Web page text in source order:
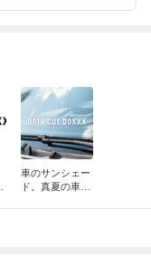
車のサンシェー
ド。真夏の車内